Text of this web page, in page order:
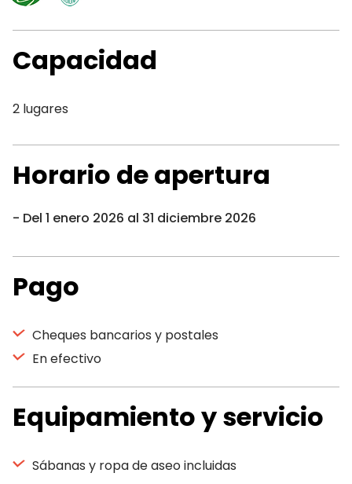
Capacidad
2 lugares
Horario de apertura
Del 1 enero 2026 al 31 diciembre 2026
Pago
Cheques bancarios y postales
En efectivo
Equipamiento y servicio
Sábanas y ropa de aseo incluidas